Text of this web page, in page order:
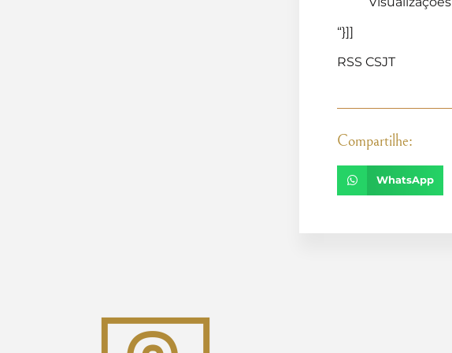
“}]]
RSS CSJT
Compartilhe:
WhatsApp